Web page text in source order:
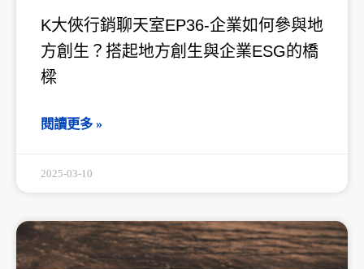
K大俠行銷聊天室EP36-企業如何參與地
方創生？搭起地方創生與企業ESG的橋
樑
閱讀更多 »
2025-03-10